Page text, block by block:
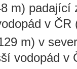
m) padající
v ČR
m) v
vodopád v